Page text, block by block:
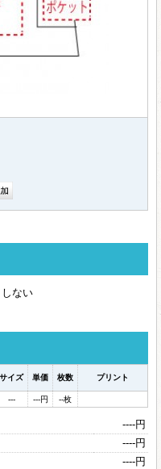
しない
サイズ 単価 枚数 プリント
--- ---円 --枚
----円
----円
----円